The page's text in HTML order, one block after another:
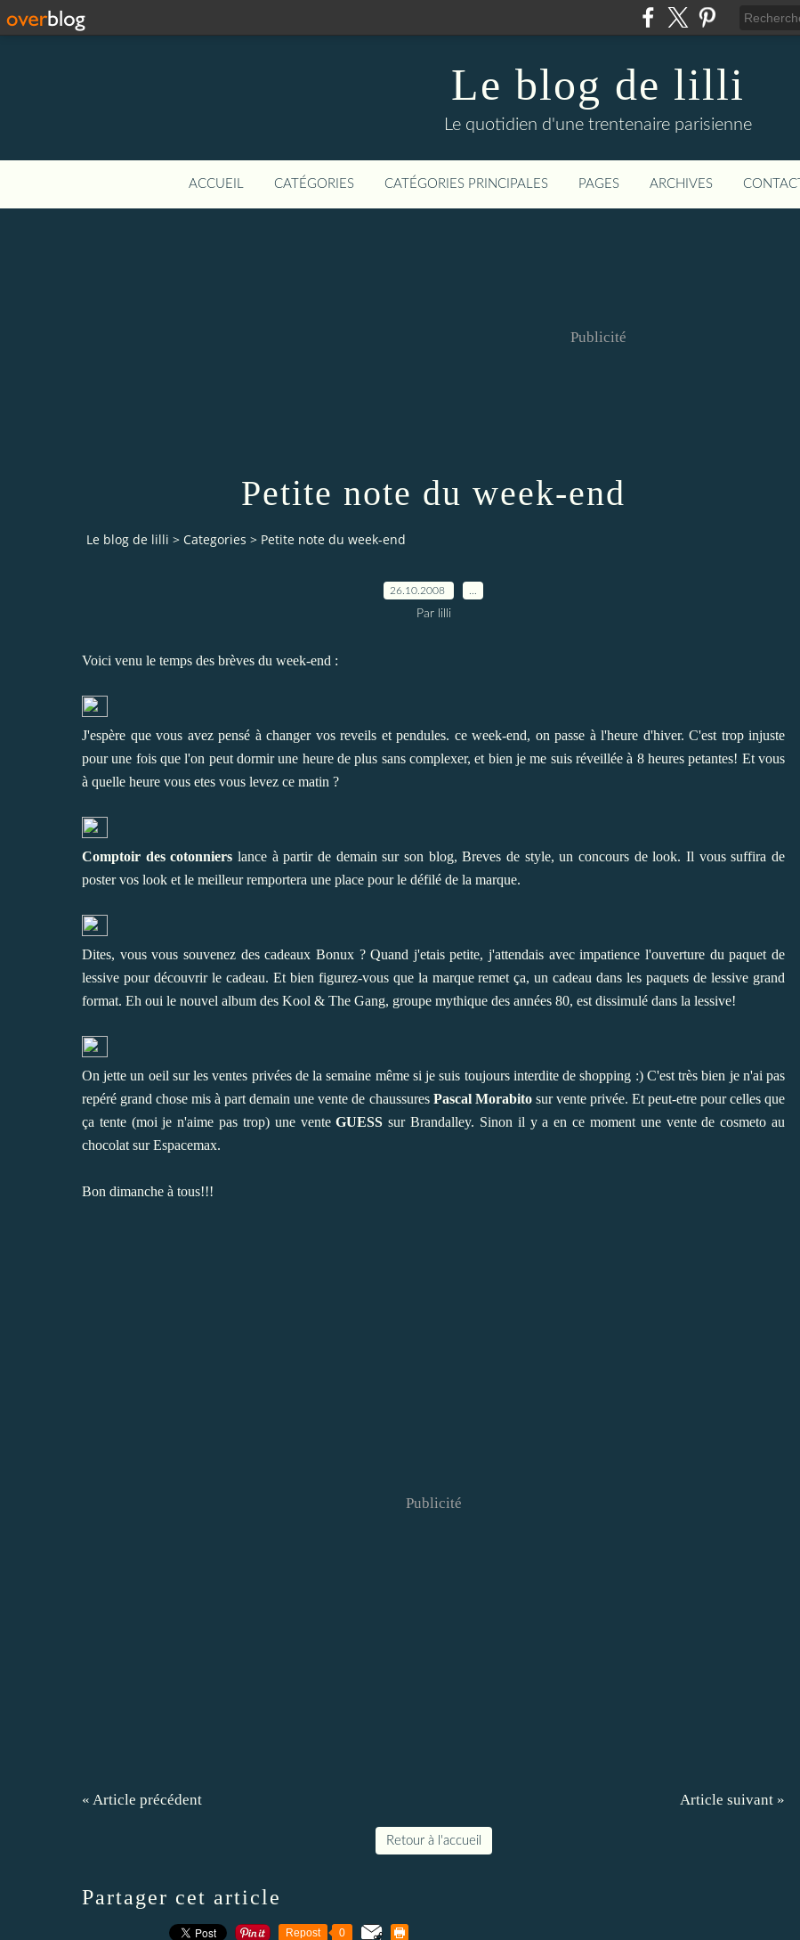
Le blog de lilli
Le quotidien d'une trentenaire parisienne
ACCUEIL CATÉGORIES CATÉGORIES PRINCIPALES PAGES ARCHIVES CONTACT
Publicité
Petite note du week-end
Le blog de lilli > Categories > Petite note du week-end
26.10.2008
Par lilli
Voici venu le temps des brèves du week-end :
J'espère que vous avez pensé à changer vos reveils et pendules. ce week-end, on passe à l'heure d'hiver. C'est trop injuste
pour une fois que l'on peut dormir une heure de plus sans complexer, et bien je me suis réveillée à 8 heures petantes! Et vous
à quelle heure vous etes vous levez ce matin ?
Comptoir des cotonniers lance à partir de demain sur son blog,Breves de style, un concours de look. Il vous suffira de
poster vos look et le meilleur remportera une place pour le défilé de la marque.
Dites, vous vous souvenez des cadeaux Bonux ? Quand j'etais petite, j'attendais avec impatience l'ouverture du paquet de
lessive pour découvrir le cadeau. Et bien figurez-vous que la marque remet ça, un cadeau dans les paquets de lessive grand
format. Eh oui le nouvel album des Kool & The Gang, groupe mythique des années 80, est dissimulé dans la lessive!
On jette un oeil sur les ventes privées de la semaine même si je suis toujours interdite de shopping :) C'est très bien je n'ai pas
repéré grand chose mis à part demain une vente de chaussures Pascal Morabitosurvente privée. Et peut-etre pour celles que
ça tente (moi je n'aime pas trop) une venteGUESS sur Brandalley. Sinon il y a en ce moment une vente de cosmeto au
chocolat surEspacemax.
Bon dimanche à tous!!!
Publicité
« Article précédent Article suivant »
Retour à l'accueil
Partager cet article
Repost 0